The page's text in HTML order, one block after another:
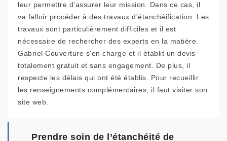
leur permettre d'assurer leur mission. Dans ce cas, il
va falloir procéder à des travaux d'étanchéification. Les
travaux sont particulièrement difficiles et il est
nécessaire de rechercher des experts en la matière.
Gabriel Couverture s'en charge et il établit un devis
totalement gratuit et sans engagement. De plus, il
respecte les délais qui ont été établis. Pour recueillir
les renseignements complémentaires, il faut visiter son
site web.
Prendre soin de l’étanchéité de